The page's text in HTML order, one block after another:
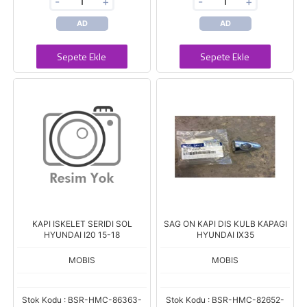
AD
Sepete Ekle
AD
Sepete Ekle
KAPI ISKELET SERIDI SOL
HYUNDAI I20 15-18
MOBIS
Stok Kodu : BSR-HMC-86363-
SAG ON KAPI DIS KULB KAPAGI
HYUNDAI IX35
MOBIS
Stok Kodu : BSR-HMC-82652-